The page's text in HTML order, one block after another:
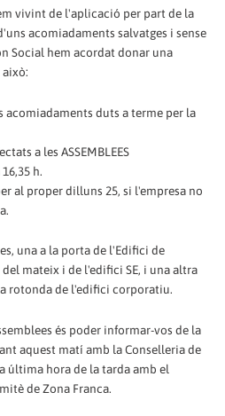
vivint de l'aplicació per part de la
acomiadaments salvatges i sense
Social hem acordat donar una
acomiadaments duts a terme per la
a les ASSEMBLEES
h.
al proper dilluns 25, si l'empresa no
una a la porta de l'Edifici de
mateix i de l'edifici SE, i una altra
rotonda de l'edifici corporatiu.
és poder informar-vos de la
aquest matí amb la Conselleria de
última hora de la tarda amb el
de Zona Franca.